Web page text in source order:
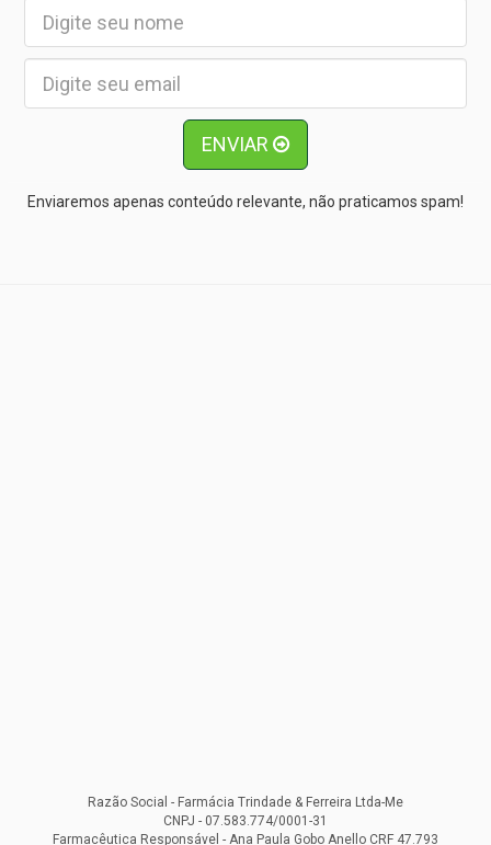
ENVIAR
Enviaremos apenas conteúdo relevante, não praticamos spam!
Razão Social - Farmácia Trindade & Ferreira Ltda-Me
CNPJ - 07.583.774/0001-31
Farmacêutica Responsável - Ana Paula Gobo Anello CRF 47.793